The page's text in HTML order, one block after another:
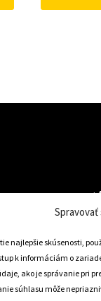
Spravovať
najlepšie skúsenosti,
k informáciám o
ako je správanie pri
súhlasu môže